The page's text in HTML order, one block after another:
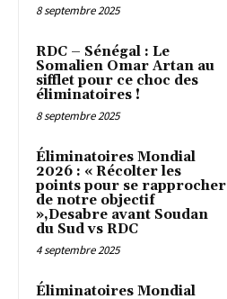
8 septembre 2025
RDC – Sénégal : Le
Somalien Omar Artan au
sifflet pour ce choc des
éliminatoires !
8 septembre 2025
Éliminatoires Mondial
2026 : « Récolter les
points pour se rapprocher
de notre objectif
»,Desabre avant Soudan
du Sud vs RDC
4 septembre 2025
Éliminatoires Mondial